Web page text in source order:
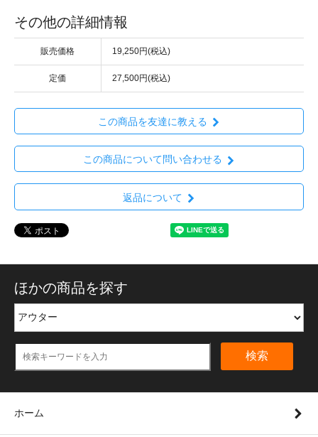
その他の詳細情報
販売価格 19,250円(税込)
定価 27,500円(税込)
この商品を友達に教える
この商品について問い合わせる
返品について
ほかの商品を探す
検索
ホーム